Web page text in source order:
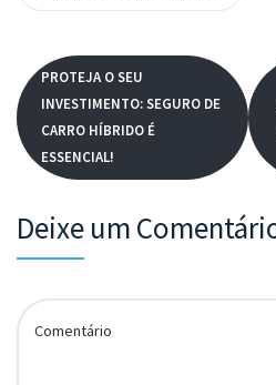
PROTEJA O SEU
INVESTIMENTO: SEGURO DE
CARRO HÍBRIDO É
ESSENCIAL!
Deixe um